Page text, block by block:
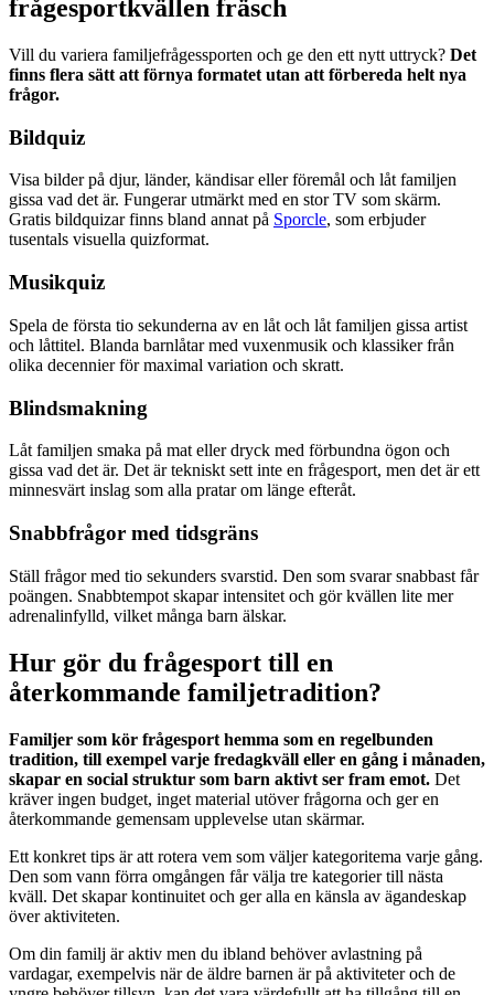
frågesportkvällen fräsch
Vill du variera familjefrågessporten och ge den ett nytt uttryck? Det
finns flera sätt att förnya formatet utan att förbereda helt nya
frågor.
Bildquiz
Visa bilder på djur, länder, kändisar eller föremål och låt familjen
gissa vad det är. Fungerar utmärkt med en stor TV som skärm.
Gratis bildquizar finns bland annat på Sporcle, som erbjuder
tusentals visuella quizformat.
Musikquiz
Spela de första tio sekunderna av en låt och låt familjen gissa artist
och låttitel. Blanda barnlåtar med vuxenmusik och klassiker från
olika decennier för maximal variation och skratt.
Blindsmakning
Låt familjen smaka på mat eller dryck med förbundna ögon och
gissa vad det är. Det är tekniskt sett inte en frågesport, men det är ett
minnesvärt inslag som alla pratar om länge efteråt.
Snabbfrågor med tidsgräns
Ställ frågor med tio sekunders svarstid. Den som svarar snabbast får
poängen. Snabbtempot skapar intensitet och gör kvällen lite mer
adrenalinfylld, vilket många barn älskar.
Hur gör du frågesport till en
återkommande familjetradition?
Familjer som kör frågesport hemma som en regelbunden
tradition, till exempel varje fredagkväll eller en gång i månaden,
skapar en social struktur som barn aktivt ser fram emot. Det
kräver ingen budget, inget material utöver frågorna och ger en
återkommande gemensam upplevelse utan skärmar.
Ett konkret tips är att rotera vem som väljer kategoritema varje gång.
Den som vann förra omgången får välja tre kategorier till nästa
kväll. Det skapar kontinuitet och ger alla en känsla av ägandeskap
över aktiviteten.
Om din familj är aktiv men du ibland behöver avlastning på
vardagar, exempelvis när de äldre barnen är på aktiviteter och de